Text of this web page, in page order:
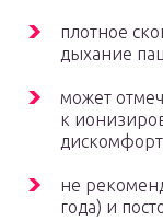
плотное
дыхание
может
к
не
года) и